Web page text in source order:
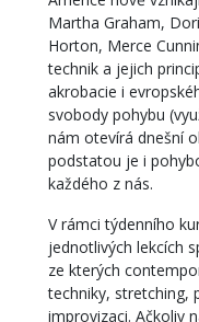
Martha Graham,
Horton, Merce
technik a jejich
akrobacie i
svobody pohybu
nám otevírá dnešní
podstatou je i
každého z nás.
V rámci týdenního
jednotlivých lekcích
ze kterých
techniky, stretching,
improvizaci. Ačkoliv